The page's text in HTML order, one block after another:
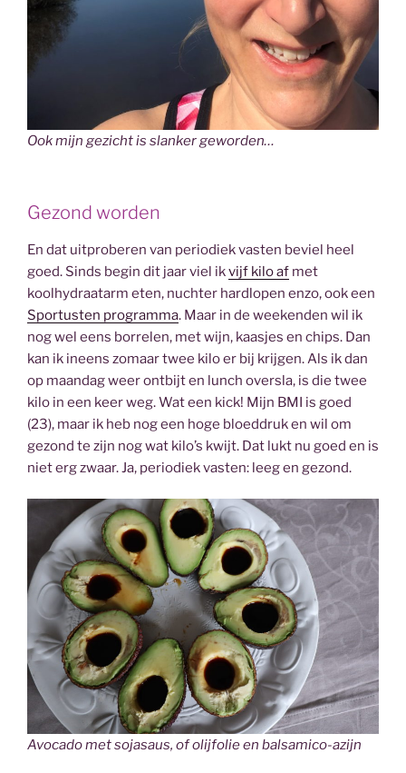
Ook mijn gezicht is slanker geworden…
Gezond worden
En dat uitproberen van periodiek vasten beviel heel
goed. Sinds begin dit jaar viel ikvijf kilo af met
koolhydraatarm eten, nuchter hardlopen enzo, ook een
Sportusten programma. Maar in de weekenden wil ik
nog wel eens borrelen, met wijn, kaasjes en chips. Dan
kan ik ineens zomaar twee kilo er bij krijgen. Als ik dan
op maandag weer ontbijt en lunch oversla, is die twee
kilo in een keer weg. Wat een kick! Mijn BMI is goed
(23), maar ik heb nog een hoge bloeddruk en wil om
gezond te zijn nog wat kilo’s kwijt. Dat lukt nu goed en is
niet erg zwaar. Ja, periodiek vasten: leeg en gezond.
Avocado met sojasaus, of olijfolie en balsamico-azijn